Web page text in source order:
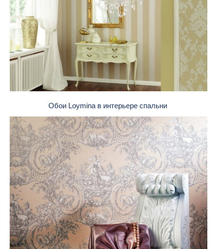
Обои Loymina в интерьере спальни